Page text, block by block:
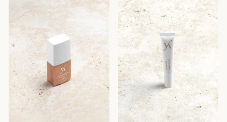
Get $10 Off Your First
Order! 🎉